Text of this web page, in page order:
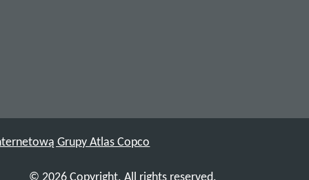
Grupy Atlas Copco
© 2026 Copyright. All rights reserved.